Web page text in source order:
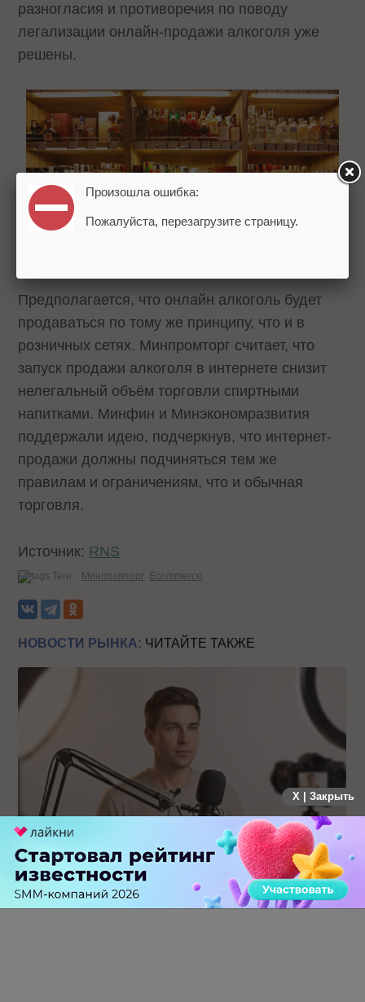
разногласия и противоречия по поводу
легализации онлайн-продажи алкоголя уже
решены.
Предполагается, что онлайн алкоголь будет
продаваться по тому же принципу, что и в
розничных сетях. Минпромторг считает, что
запуск продажи алкоголя в интернете снизит
нелегальный объём торговли спиртными
напитками. Минфин и Минэкономразвития
поддержали идею, подчеркнув, что интернет-
продажи должны подчиняться тем же
правилам и ограничениям, что и обычная
торговля.
Источник: RNS
Теги: Минпромторг Ecommerce
НОВОСТИ РЫНКА: ЧИТАЙТЕ ТАКЖЕ
Российский рынок инфлюенс-маркетинга вошел в фазу
стагнации после нескольких лет роста
X | Закрыть
Произошла ошибка:
Пожалуйста, перезагрузите страницу.